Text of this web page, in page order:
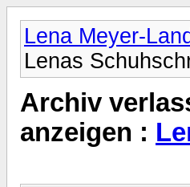
Lena Meyer-
Lenas
Archiv
anzeigen :